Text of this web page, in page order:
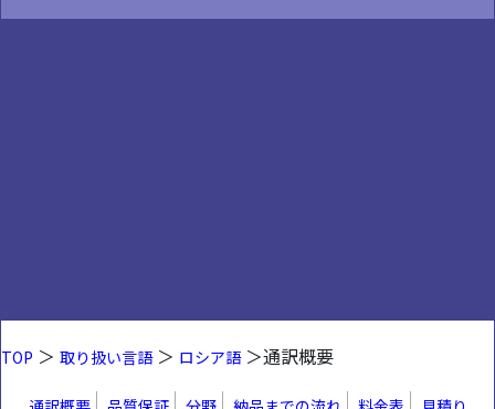
TOP ＞ 取り扱い言語＞ ロシア語＞通訳概要